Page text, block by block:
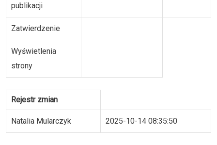
publikacji
Zatwierdzenie
Wyświetlenia
strony
Rejestr zmian
Natalia Mularczyk 2025-10-14 08:35:50